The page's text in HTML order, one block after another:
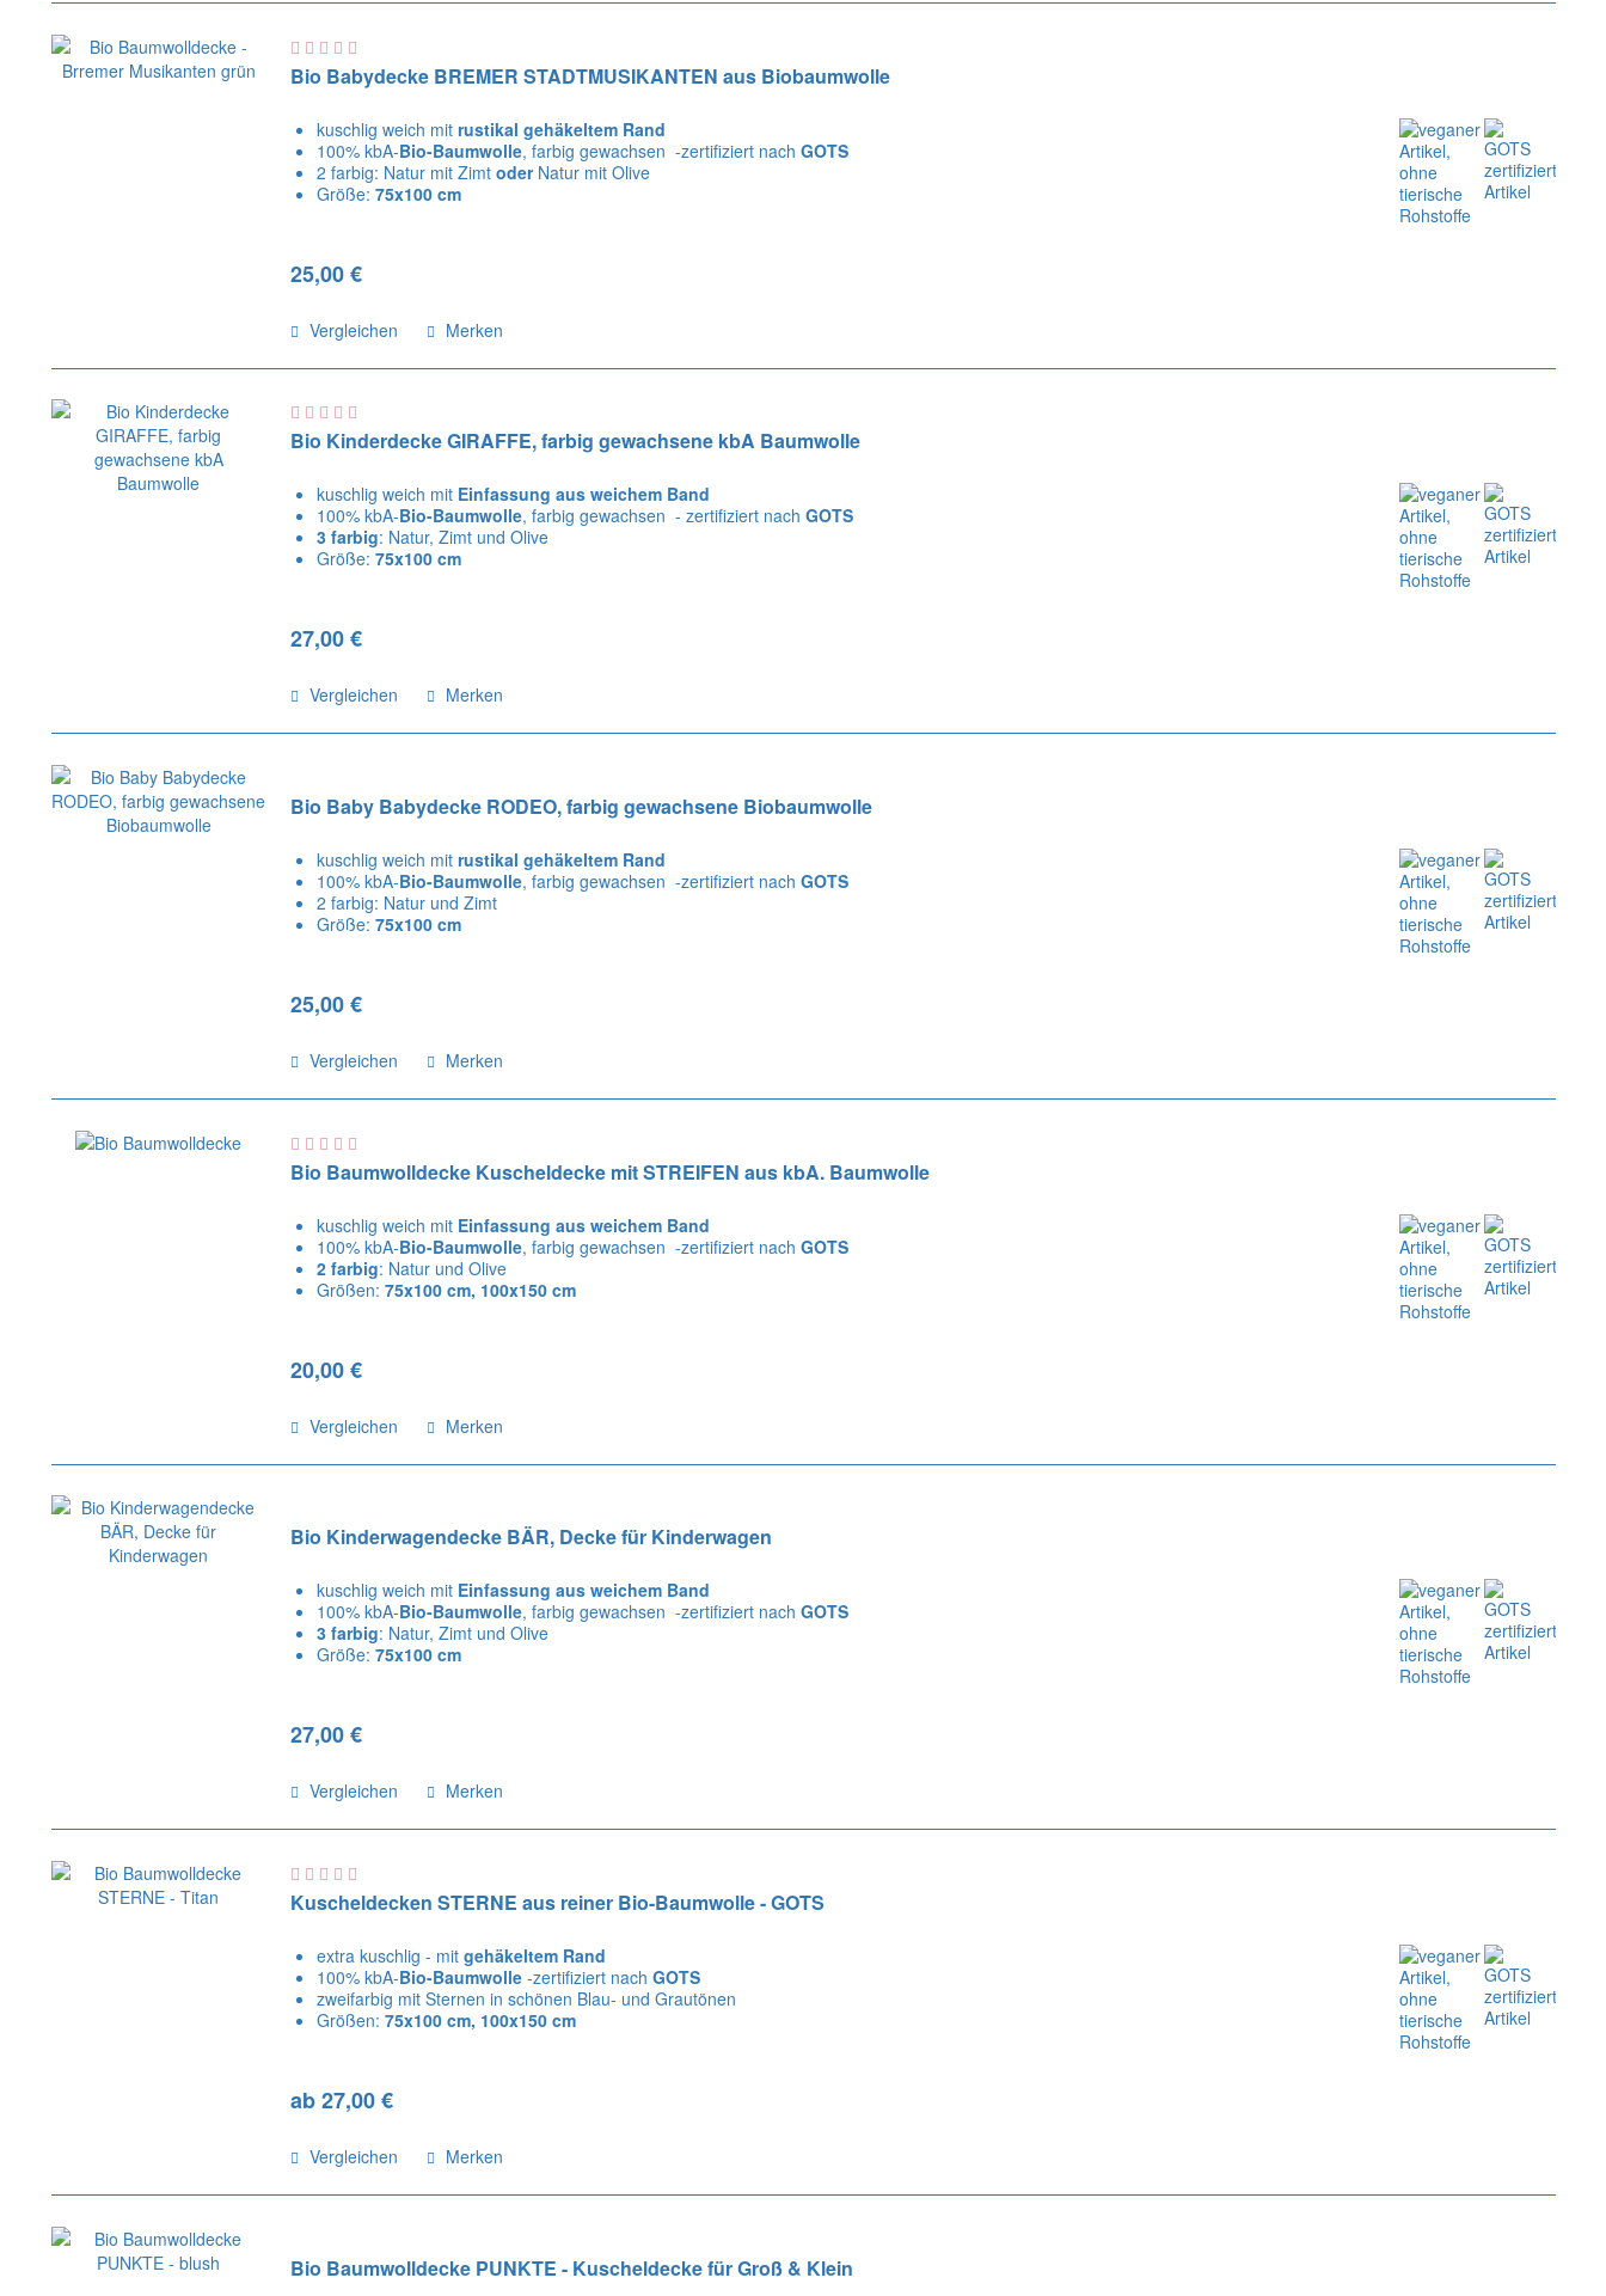
Bio Babydecke BREMER STADTMUSIKANTEN aus Biobaumwolle
kuschlig weich mitrustikal gehäkeltem Rand
100% kbA-Bio-Baumwolle, farbig gewachsen -zertifiziert nach GOTS
2 farbig: Natur mit Zimt oderNatur mit Olive
Größe: 75x100 cm
25,00 €
Vergleichen Merken
Bio Kinderdecke GIRAFFE, farbig gewachsene kbA Baumwolle
kuschlig weich mitEinfassung aus weichem Band
100% kbA-Bio-Baumwolle, farbig gewachsen - zertifiziert nach GOTS
3 farbig: Natur, Zimt und Olive
Größe: 75x100 cm
27,00 €
Vergleichen Merken
Bio Baby Babydecke RODEO, farbig gewachsene Biobaumwolle
kuschlig weich mitrustikal gehäkeltem Rand
100% kbA-Bio-Baumwolle, farbig gewachsen -zertifiziert nach GOTS
2 farbig: Natur und Zimt
Größe: 75x100 cm
25,00 €
Vergleichen Merken
Bio Baumwolldecke Kuscheldecke mit STREIFEN aus kbA. Baumwolle
kuschlig weich mitEinfassung aus weichem Band
100% kbA-Bio-Baumwolle, farbig gewachsen -zertifiziert nach GOTS
2 farbig: Natur und Olive
Größen: 75x100 cm, 100x150 cm
20,00 €
Vergleichen Merken
Bio Kinderwagendecke BÄR, Decke für Kinderwagen
kuschlig weich mitEinfassung aus weichem Band
100% kbA-Bio-Baumwolle, farbig gewachsen -zertifiziert nach GOTS
3 farbig: Natur, Zimt und Olive
Größe: 75x100 cm
27,00 €
Vergleichen Merken
Kuscheldecken STERNE aus reiner Bio-Baumwolle - GOTS
extra kuschlig - mit gehäkeltem Rand
100% kbA-Bio-Baumwolle -zertifiziert nach GOTS
zweifarbig mit Sternen in schönen Blau- und Grautönen
Größen: 75x100 cm, 100x150 cm
ab 27,00 €
Vergleichen Merken
Bio Baumwolldecke PUNKTE - Kuscheldecke für Groß & Klein